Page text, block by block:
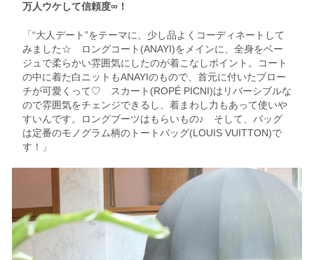
万人ウケして信頼度∞！
「“大人デート”をテーマに、少し品よくコーディネートして
みました☆ ロングコート(ANAYI)をメインに、全身をベー
ジュで柔らかい雰囲気にしたのが着こなしポイント。コート
の中に着た白ニットもANAYIのもので、首元に付いたブロー
チが可愛くって♡ スカート(ROPÉ PICNI)はリバーシブルな
ので雰囲気をチェンジできるし、着まわし力もあって使いや
すいんです。ロングブーツはもらいもの♪ そして、バッグ
は定番のモノグラム柄のトートバッグ(LOUIS VUITTON)で
す！」